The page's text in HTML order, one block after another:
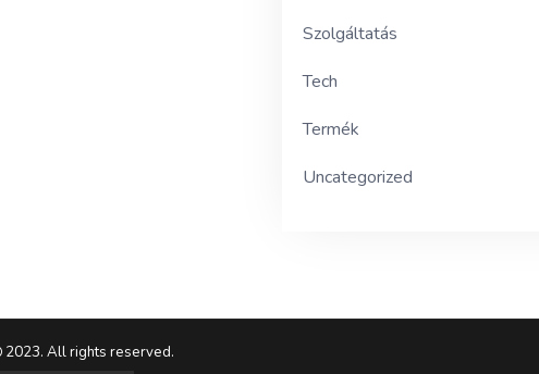
Szolgáltatás
Tech
Termék
Uncategorized
2023. All rights reserved.